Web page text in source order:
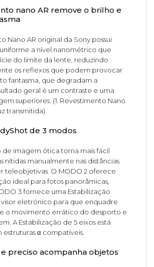
nano AR remove o brilho e
Nano AR original da Sony possui
a nível nanométrico que
do limite da lente, reduzindo
os reflexos que podem provocar
fantasma, que degradam a
geral é um contraste e uma
superiores. (1. Revestimento Nano
transmitida)
de 3 modos
de imagem ótica torna mais fácil
nítidas manualmente nas distâncias
teleobjetivas. O MODO 2 oferece
ideal para fotos panorâmicas,
3 fornece uma Estabilização
eletrónico para que enquadre
o movimento errático do desporto e
A Estabilização de 5 eixos está
estruturas α compatíveis.
preciso acompanha objetos